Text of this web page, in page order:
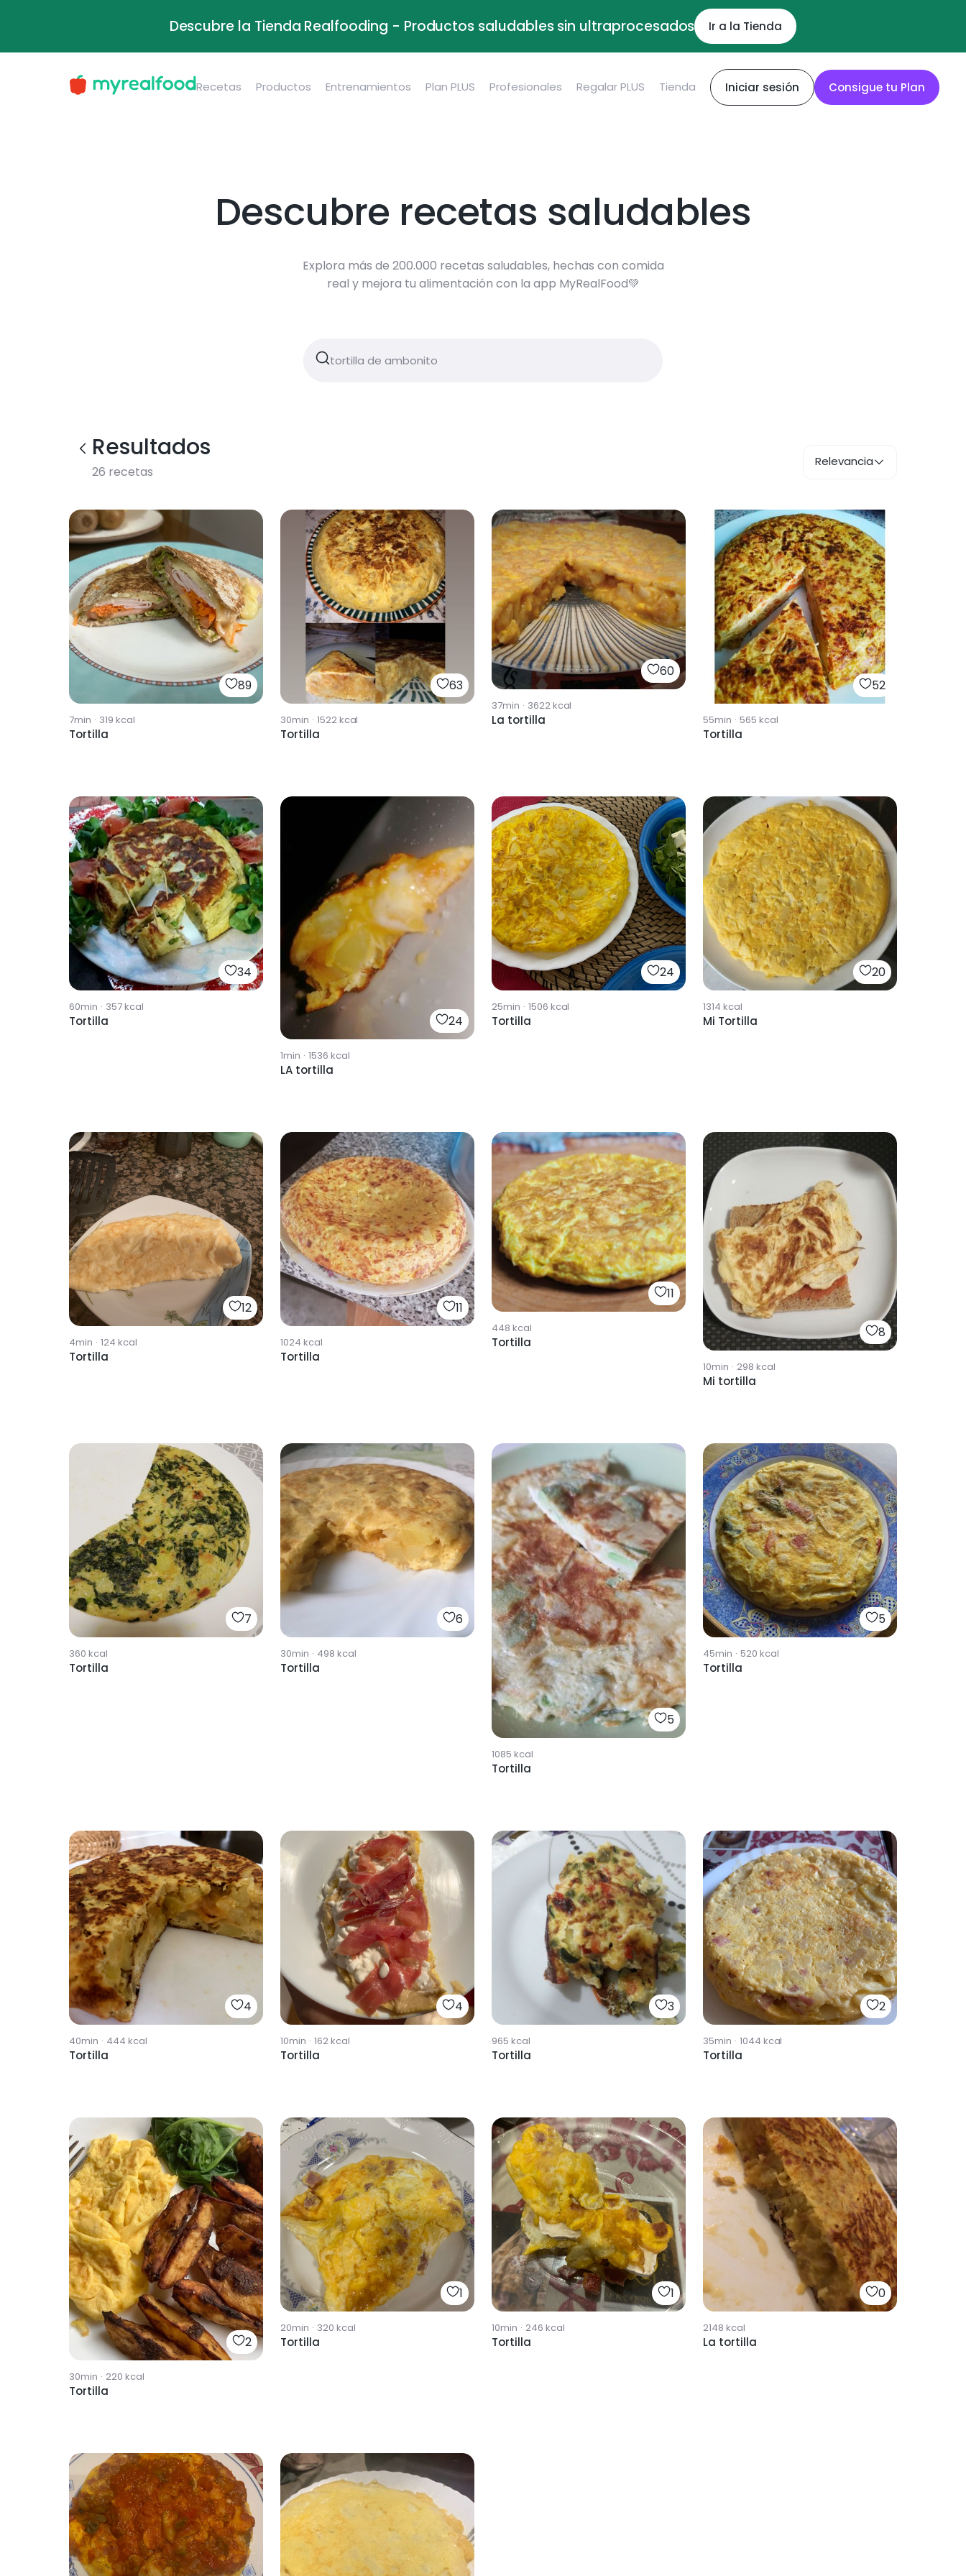
Descubre la Tienda Realfooding - Productos saludables sin ultraprocesados Ir a la Tienda
Recetas Productos Entrenamientos Plan PLUS Profesionales Regalar PLUS Tienda Iniciar sesión Consigue tu Plan
Descubre recetas saludables
Explora más de 200.000 recetas saludables, hechas con comida
real y mejora tu alimentación con la app MyRealFood💚
Resultados
26 recetas
Relevancia
89
7min · 319 kcal
Tortilla
63
30min · 1522kcal
Tortilla
60
37min · 3622kcal
La tortilla
52
55min · 565 kcal
Tortilla
34
60min · 357kcal
Tortilla 24
1min · 1536 kcal
LA tortilla
24
25min · 1506 kcal
Tortilla
20
1314 kcal
Mi Tortilla
12
4min · 124 kcal
Tortilla
11
1024 kcal
Tortilla
11
448 kcal
Tortilla
8
10min · 298 kcal
Mi tortilla
7
360 kcal
Tortilla
6
30min · 498 kcal
Tortilla
5
1085 kcal
Tortilla
5
45min · 520 kcal
Tortilla
4
40min · 444 kcal
Tortilla
4
10min · 162kcal
Tortilla
3
965 kcal
Tortilla
2
35min · 1044 kcal
Tortilla
2
30min · 220 kcal
Tortilla
1
20min · 320 kcal
Tortilla
1
10min · 246 kcal
Tortilla
0
2148 kcal
La tortilla